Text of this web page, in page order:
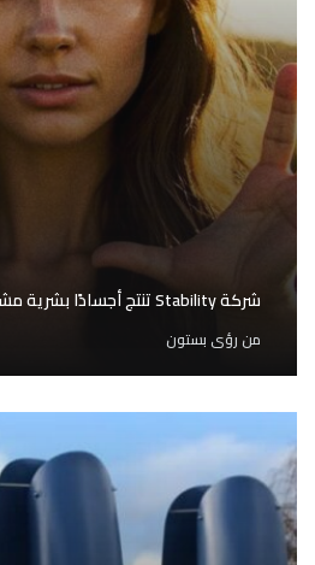
شركة Stability تنتج أجسادًا بشرية مشوهة
من رؤى بستون